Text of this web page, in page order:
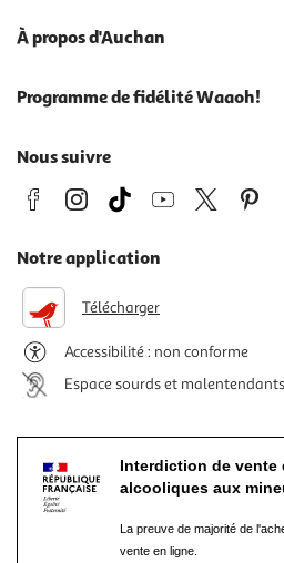
À propos d'Auchan
Programme de fidélité Waaoh!
Nous suivre
Notre application
Télécharger
Accessibilité : non conforme
Espace sourds et malentendants
Interdiction de vente
alcooliques aux
La preuve de majorité de
vente en ligne.